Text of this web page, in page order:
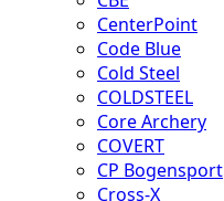
CenterPoint
Code Blue
Cold Steel
COLDSTEEL
Core Archery
COVERT
CP Bogensport
Cross-X